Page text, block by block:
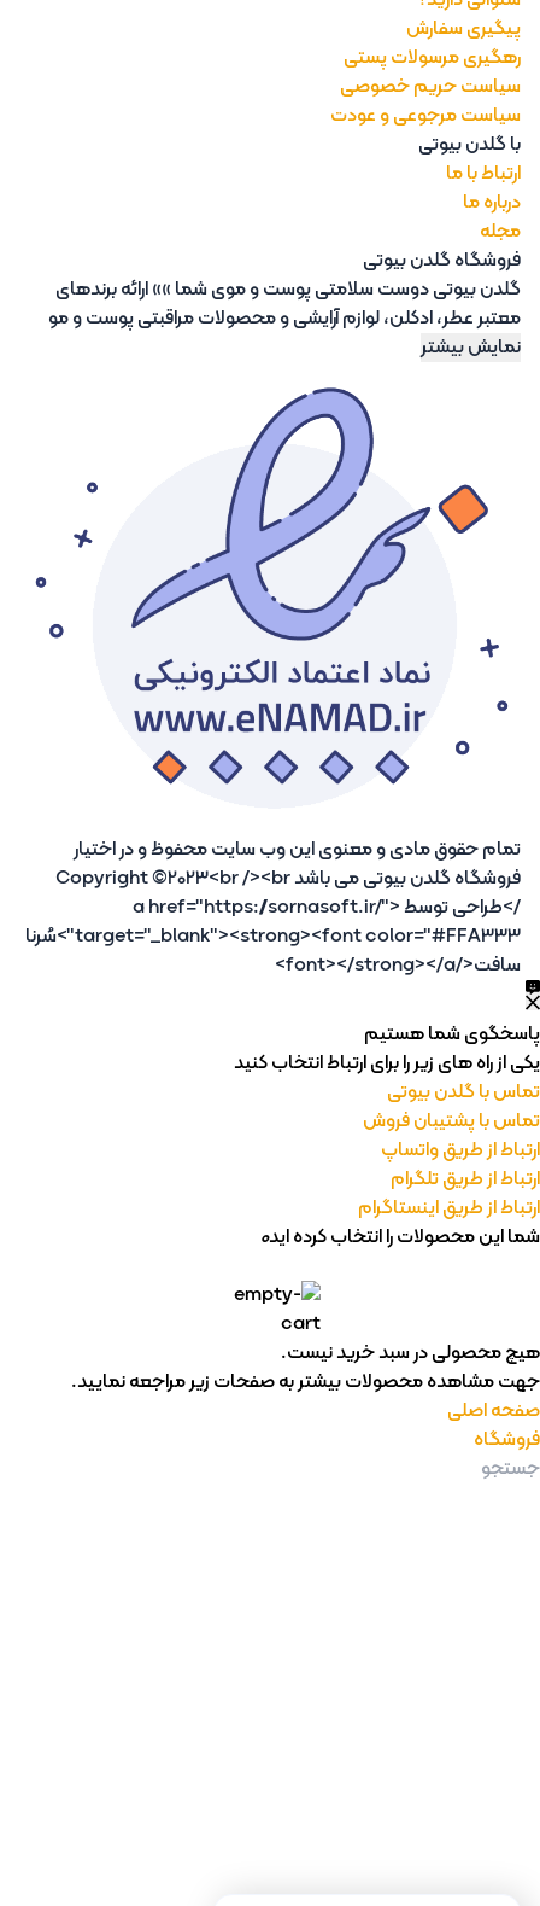
پیگیری سفارش
رهگیری مرسولات پستی
سیاست حریم خصوصی
سیاست مرجوعی و عودت
با گلدن بیوتی
ارتباط با ما
درباره ما
مجله
فروشگاه گلدن بیوتی
گلدن بیوتی دوست سلامتی پوست و موی شما »» ارائه برندهای
معتبر عطر، ادکلن، لوازم آرایشی و محصولات مراقبتی پوست و مو
نمایش بیشتر
تمام حقوق مادی و معنوی این وب سایت محفوظ و در اختیار
فروشگاه گلدن بیوتی می باشد Copyright ©2023<br /><br
/>طراحی توسط <a href="https://sornasoft.ir/"
target="_blank"><strong><font color="#FFA333">سُرنا
سافت</font></strong></a>
پاسخگوی شما هستیم
یکی از راه های زیر را برای ارتباط انتخاب کنید
تماس با گلدن بیوتی
تماس با پشتیبان فروش
ارتباط از طریق واتساپ
ارتباط از طریق تلگرام
ارتباط از طریق اینستاگرام
شما این محصولات را انتخاب کرده اید0
هیچ محصولی در سبد خرید نیست.
جهت مشاهده محصولات بیشتر به صفحات زیر مراجعه نمایید.
صفحه اصلی
فروشگاه